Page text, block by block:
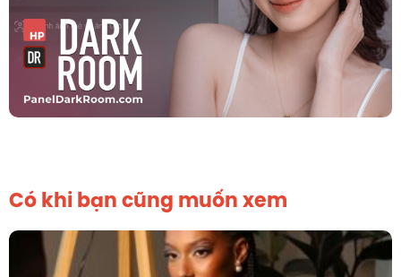
Có khi bạn cũng muốn xem